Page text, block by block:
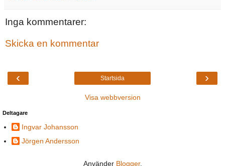
Inga kommentarer:
Skicka en kommentar
‹ ›
Startsida
Visa webbversion
Deltagare
Ingvar Johansson
Jörgen Andersson
Använder Blogger.